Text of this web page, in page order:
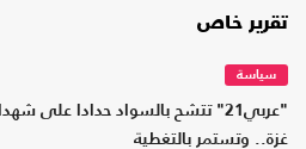
تقرير خاص
سياسة
"عربي21" تتشح بالسواد حدادا على
غزة.. وتستمر بالتغطية